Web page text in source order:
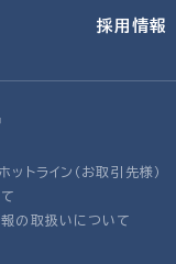
採用情報
ットライン（お取引先様）
の取扱いについて